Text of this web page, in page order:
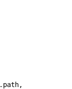
.path,